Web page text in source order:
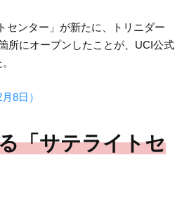
センター」が新たに、トリニダー
所にオープンしたことが、UCI公式
8日）
「サテライトセ